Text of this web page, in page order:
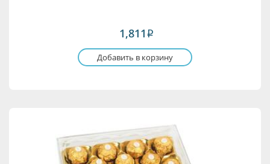
1,811 i
Добавить в корзину